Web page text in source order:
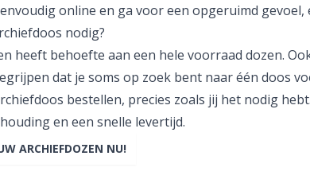
online en ga voor een opgeruimd gevoel,
nodig?
heeft behoefte aan een hele voorraad dozen.
dat je soms op zoek bent naar één doos
bestellen, precies zoals jij het nodig
en een snelle levertijd.
ARCHIEFDOZEN NU!